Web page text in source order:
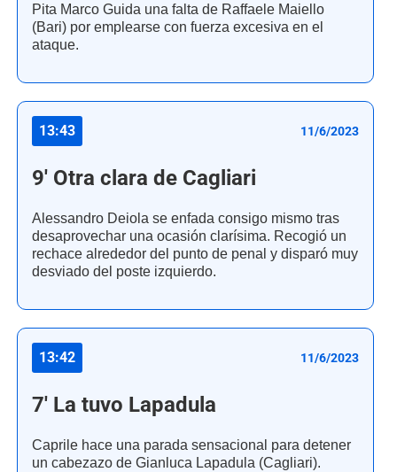
Pita Marco Guida una falta de Raffaele Maiello
(Bari) por emplearse con fuerza excesiva en el
ataque.
13:43 11/6/2023
9' Otra clara de Cagliari
Alessandro Deiola se enfada consigo mismo tras
desaprovechar una ocasión clarísima. Recogió un
rechace alrededor del punto de penal y disparó muy
desviado del poste izquierdo.
13:42 11/6/2023
7' La tuvo Lapadula
Caprile hace una parada sensacional para detener
un cabezazo de Gianluca Lapadula (Cagliari).